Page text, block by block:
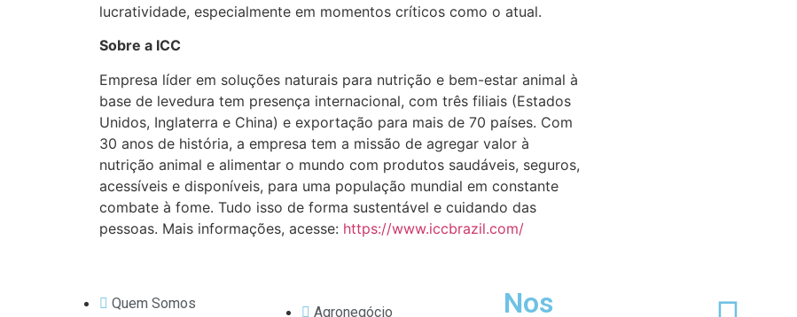
lucratividade, especialmente em momentos críticos como o atual.
Sobre a ICC
Empresa líder em soluções naturais para nutrição e bem-estar animal à
base de levedura tem presença internacional, com três filiais (Estados
Unidos, Inglaterra e China) e exportação para mais de 70 países. Com
30 anos de história, a empresa tem a missão de agregar valor à
nutrição animal e alimentar o mundo com produtos saudáveis, seguros,
acessíveis e disponíveis, para uma população mundial em constante
combate à fome. Tudo isso de forma sustentável e cuidando das
pessoas. Mais informações, acesse: https://www.iccbrazil.com/
Quem Somos
Agronegócio
Nos